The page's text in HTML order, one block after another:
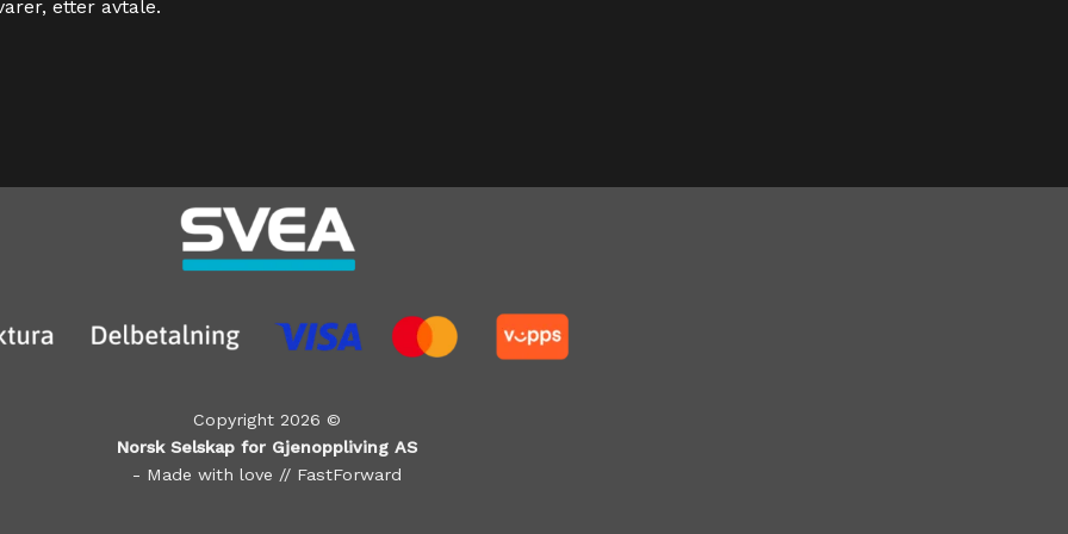
etter avtale.
Copyright 2026 ©
Norsk Selskap for Gjenoppliving AS
- Made with love // FastForward